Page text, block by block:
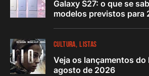
Galaxy S27: o que se
modelos previstos para
CULTURA LISTAS
Veja os lançamentos do
agosto de 2026